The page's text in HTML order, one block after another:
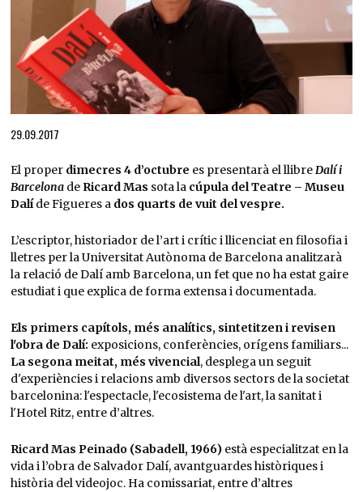
29.09.2017
El proper dimecres 4 d’octubre es presentarà el llibreDalí i
Barcelona deRicard Mas sota la cúpula del Teatre – Museu
Dalíde Figueres a dos quarts de vuit del vespre.
L’escriptor, historiador de l’art i crític i llicenciat en filosofia i
lletres per la Universitat Autònoma de Barcelona analitzarà
la relació de Dalí amb Barcelona, un fet que no ha estat gaire
estudiat i que explica de forma extensa i documentada.
Els primers capítols, més analítics, sintetitzen i revisen
l'obra de Dalí: exposicions, conferències, orígens familiars...
La segona meitat, més vivencial, desplega un seguit
d'experiències i relacions amb diversos sectors de la societat
barcelonina: l'espectacle, l'ecosistema de l'art, la sanitat i
l'Hotel Ritz, entre d’altres.
Ricard Mas Peinado (Sabadell, 1966)està especialitzat en la
vida i l’obra de Salvador Dalí, avantguardes històriques i
història del videojoc. Ha comissariat, entre d’altres